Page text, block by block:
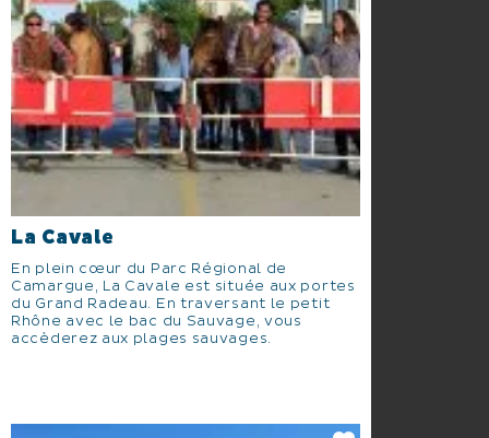
La Cavale
En plein cœur du Parc Régional de
Camargue, La Cavale est située aux portes
du Grand Radeau. En traversant le petit
Rhône avec le bac du Sauvage, vous
accèderez aux plages sauvages.